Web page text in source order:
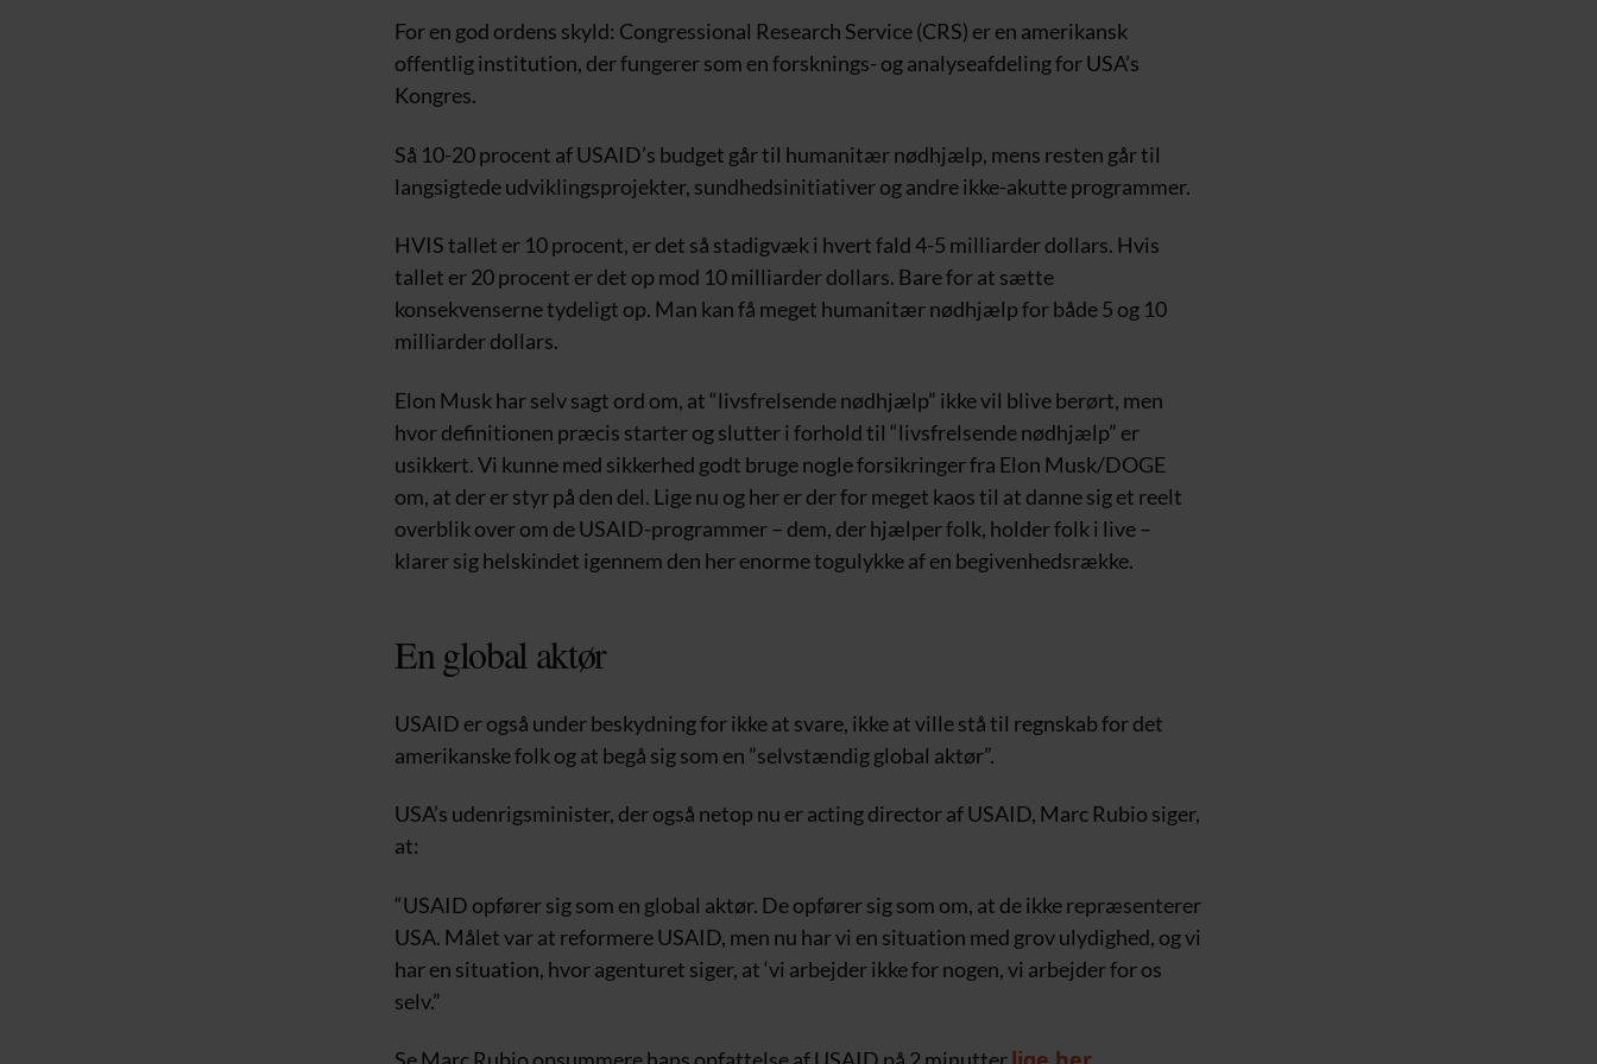
For en god ordens skyld: Congressional Research Service (CRS) er en amerikansk
offentlig institution, der fungerer som en forsknings- og analyseafdeling for USA’s
Kongres.
Så 10-20 procent af USAID’s budget går til humanitær nødhjælp, mens resten går til
langsigtede udviklingsprojekter, sundhedsinitiativer og andre ikke-akutte programmer.
HVIS tallet er 10 procent, er det så stadigvæk i hvert fald 4-5 milliarder dollars. Hvis
tallet er 20 procent er det op mod 10 milliarder dollars. Bare for at sætte
konsekvenserne tydeligt op. Man kan få meget humanitær nødhjælp for både 5 og 10
milliarder dollars.
Elon Musk har selv sagt ord om, at “livsfrelsende nødhjælp” ikke vil blive berørt, men
hvor definitionen præcis starter og slutter i forhold til “livsfrelsende nødhjælp” er
usikkert. Vi kunne med sikkerhed godt bruge nogle forsikringer fra Elon Musk/DOGE
om, at der er styr på den del. Lige nu og her er der for meget kaos til at danne sig et reelt
overblik over om de USAID-programmer – dem, der hjælper folk, holder folk i live –
klarer sig helskindet igennem den her enorme togulykke af en begivenhedsrække.
En global aktør
USAID er også under beskydning for ikke at svare, ikke at ville stå til regnskab for det
amerikanske folk og at begå sig som en ”selvstændig global aktør”.
USA’s udenrigsminister, der også netop nu er acting director af USAID, Marc Rubio siger,
at:
“USAID opfører sig som en global aktør. De opfører sig som om, at de ikke repræsenterer
USA. Målet var at reformere USAID, men nu har vi en situation med grov ulydighed, og vi
har en situation, hvor agenturet siger, at ‘vi arbejder ikke for nogen, vi arbejder for os
selv.”